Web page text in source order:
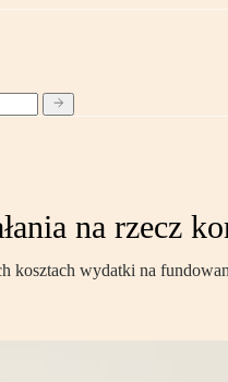
na rzecz
kosztach wydatki na